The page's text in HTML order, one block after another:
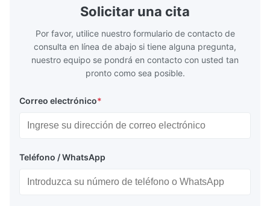
Solicitar una cita
Por favor, utilice nuestro formulario de contacto de
consulta en línea de abajo si tiene alguna pregunta,
nuestro equipo se pondrá en contacto con usted tan
pronto como sea posible.
Correo electrónico*
Teléfono / WhatsApp